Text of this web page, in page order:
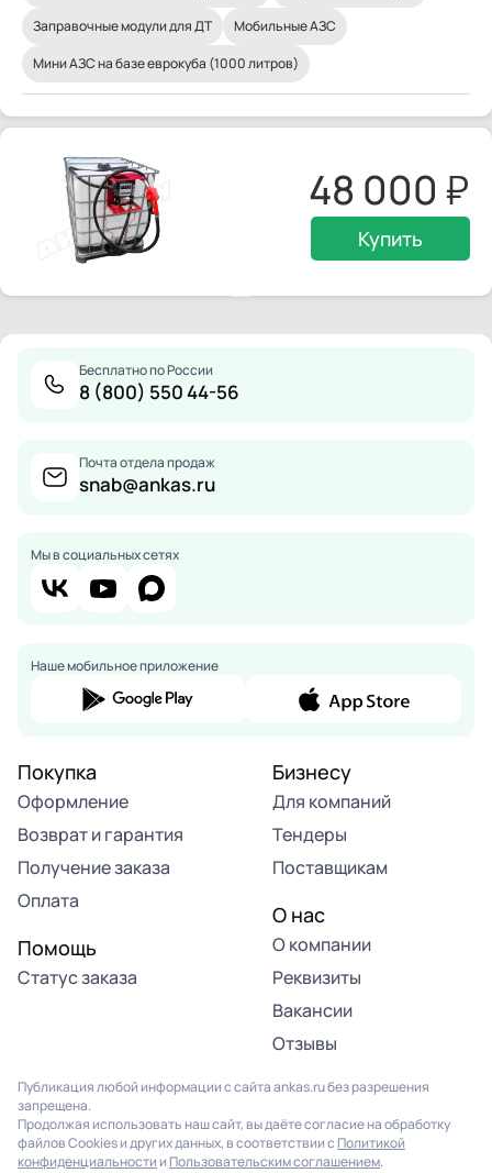
Заправочные модули для ДТ
Мобильные АЗС
Мини АЗС на базе еврокуба (1000 литров)
48 000
Купить
Бесплатно по России
8 (800) 550 44-56
Почта отдела продаж
snab@ankas.ru
Мы в социальных сетях
Наше мобильное приложение
Покупка
Оформление
Возврат и гарантия
Получение заказа
Оплата
Помощь
Статус заказа
Бизнесу
Для компаний
Тендеры
Поставщикам
О нас
О компании
Реквизиты
Вакансии
Отзывы
Публикация любой информации с сайта ankas.ru без разрешения
запрещена.
Продолжая использовать наш сайт, вы даёте согласие на обработку
файлов Cookies и других данных, в соответствии с Политикой
конфиденциальности и Пользовательским соглашением.